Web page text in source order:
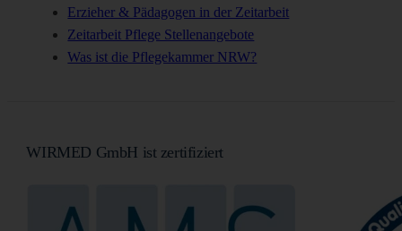
Erzieher & Pädagogen in der Zeitarbeit
Zeitarbeit Pflege Stellenangebote
Was ist die Pflegekammer NRW?
WIRMED GmbH ist zertifiziert